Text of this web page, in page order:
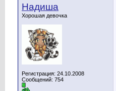
Надиша
Хорошая девочка
Регистрация: 24.10.2008
Сообщений: 754